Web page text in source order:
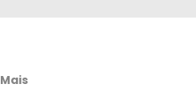
Mais